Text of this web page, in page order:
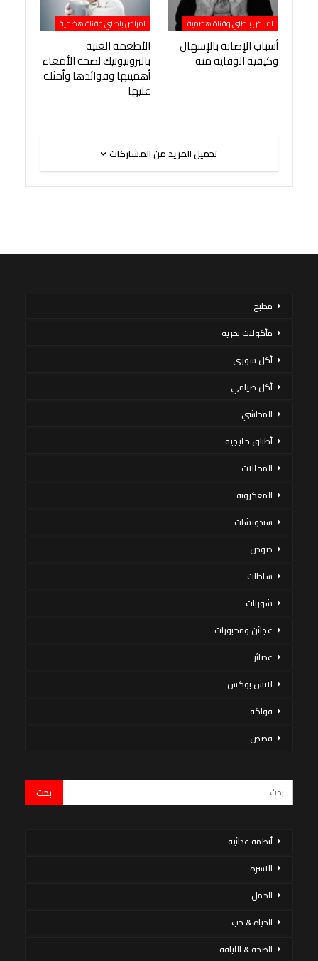
امراض باطني وقناة هضمية
أسباب الإصابة بالإسهال
وكيفية الوقاية منه
امراض باطني وقناة هضمية
الأطعمة الغنية
بالبروبيوتيك لصحة الأمعاء
أهميتها وفوائدها وأمثلة
عليها
تحميل المزيد من المشاركات
مطبخ
مأكولات بحرية
أكل سورى
أكل صيامي
المحاشي
أطباق خليجية
المخللات
المعكرونة
سندوتشات
صوص
سلطات
شوربات
عجائن ومخبوزات
عصائر
لانش بوكس
فواكه
قصص
أنظمة غذائية
الاسرة
الحمل
الحياة & حب
الصحة & اللياقة